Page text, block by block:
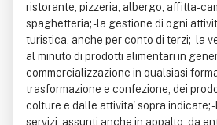
ristorante, pizzeria, albergo, affitta-
spaghetteria; - la gestione di ogni
turistica, anche per conto di terzi; - la
al minuto di prodotti alimentari in
commercializzazione in qualsiasi
trasformazione e confezione, dei
colture e dalle attivita' sopra indicate;
servizi, assunti anche in appalto, da